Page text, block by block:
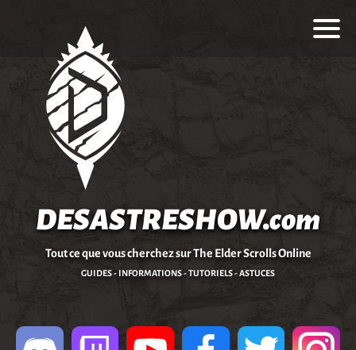
DESASTRESHOW.com
Tout ce que vous cherchez sur The Elder Scrolls Online
GUIDES - INFORMATIONS - TUTORIELS - ASTUCES